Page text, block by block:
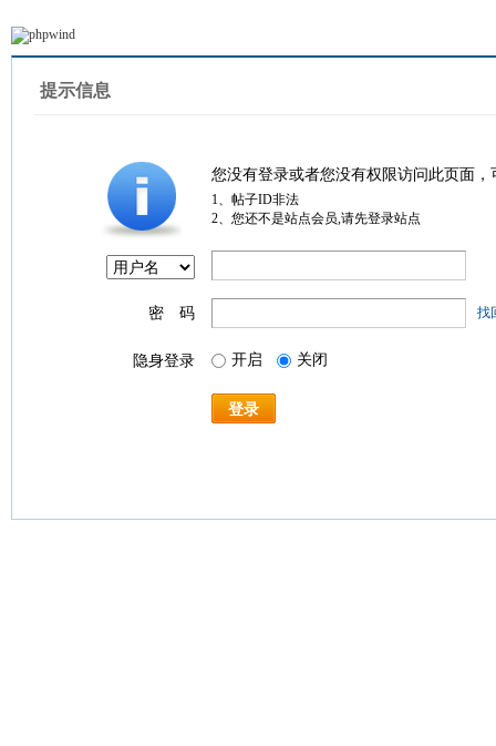
提示信息
您没有登录或者您没有权限访问此页面
1、帖子ID非法
2、您还不是站点会员,请先登录站点
密 码 找
隐身登录 开启 关闭
登录